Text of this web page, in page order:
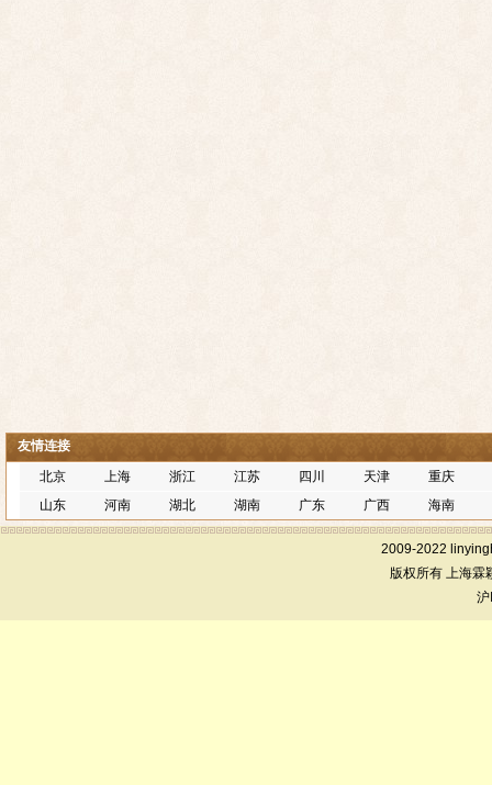
友情连接
北京
上海 浙江 江苏 四川 天津
重庆
山东
河南 湖北 湖南 广东 广西 海南
2009-2022
版权所有 上海霖